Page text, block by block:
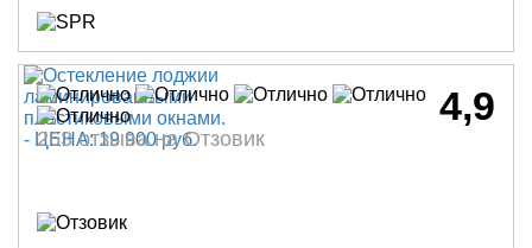
4,9
263 отзыва на Отзовик